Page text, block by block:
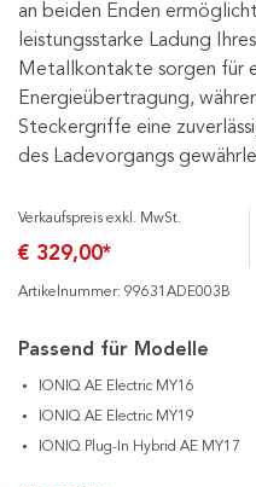
an beiden Enden
leistungsstarke Ladung
Metallkontakte sorgen für
Energieübertragung,
Steckergriffe eine
des Ladevorgangs
Verkaufspreis exkl. MwSt.
€ 329,00*
Artikelnummer: 99631ADE003B
Passend für Modelle
IONIQ AE Electric MY16
IONIQ AE Electric MY19
IONIQ Plug-In Hybrid AE MY17